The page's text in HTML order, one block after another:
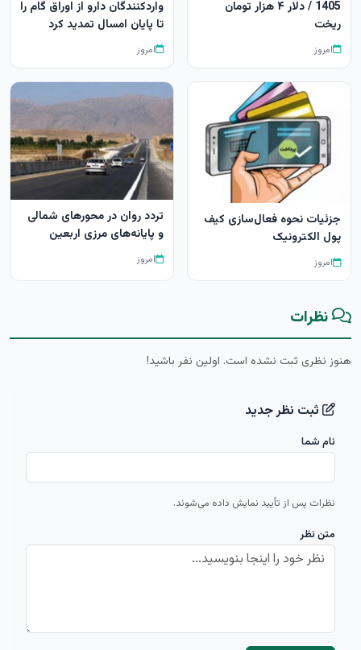
1405 / دلار ۴ هزار تومان
ریخت
امروز
واردکنندگان دارو از اوراق گام را
تا پایان امسال تمدید کرد
امروز
جزئیات نحوه فعال‌سازی کیف
پول الکترونیک
امروز
تردد روان در محورهای شمالی
و پایانه‌های مرزی اربعین
امروز
نظرات
هنوز نظری ثبت نشده است. اولین نفر باشید!
ثبت نظر جدید
نام شما
نظرات پس از تأیید نمایش داده می‌شوند.
متن نظر